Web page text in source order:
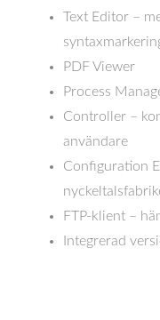
Text Editor –
PDF Viewer
Process
Controller –
användare
Configuration
FTP-klient –
Integrerad